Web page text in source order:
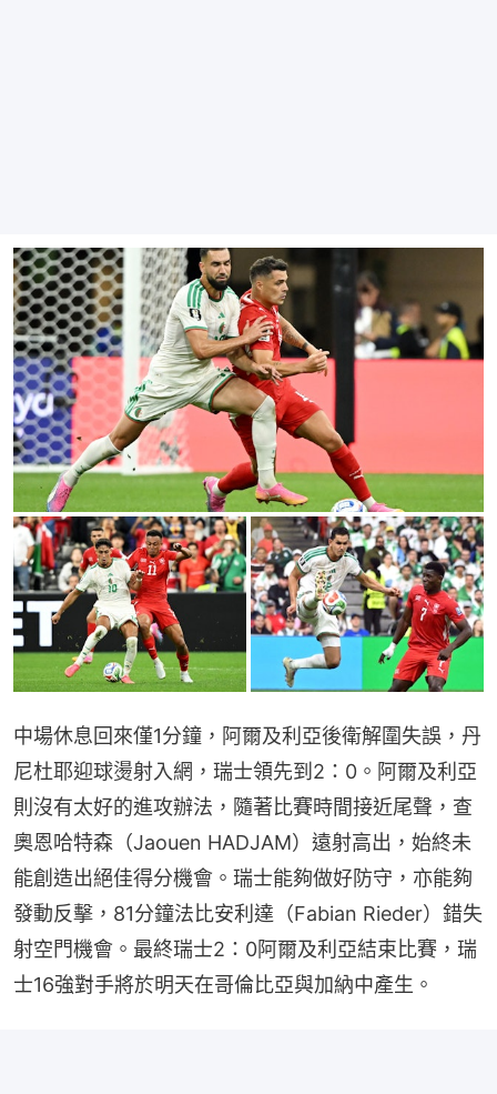
中場休息回來僅1分鐘，阿爾及利亞後衛解圍失誤，丹
尼杜耶迎球燙射入網，瑞士領先到2：0。阿爾及利亞
則沒有太好的進攻辦法，隨著比賽時間接近尾聲，查
奧恩哈特森（Jaouen HADJAM）遠射高出，始終未
能創造出絕佳得分機會。瑞士能夠做好防守，亦能夠
發動反擊，81分鐘法比安利達（Fabian Rieder）錯失
射空門機會。最終瑞士2：0阿爾及利亞結束比賽，瑞
士16強對手將於明天在哥倫比亞與加納中產生。